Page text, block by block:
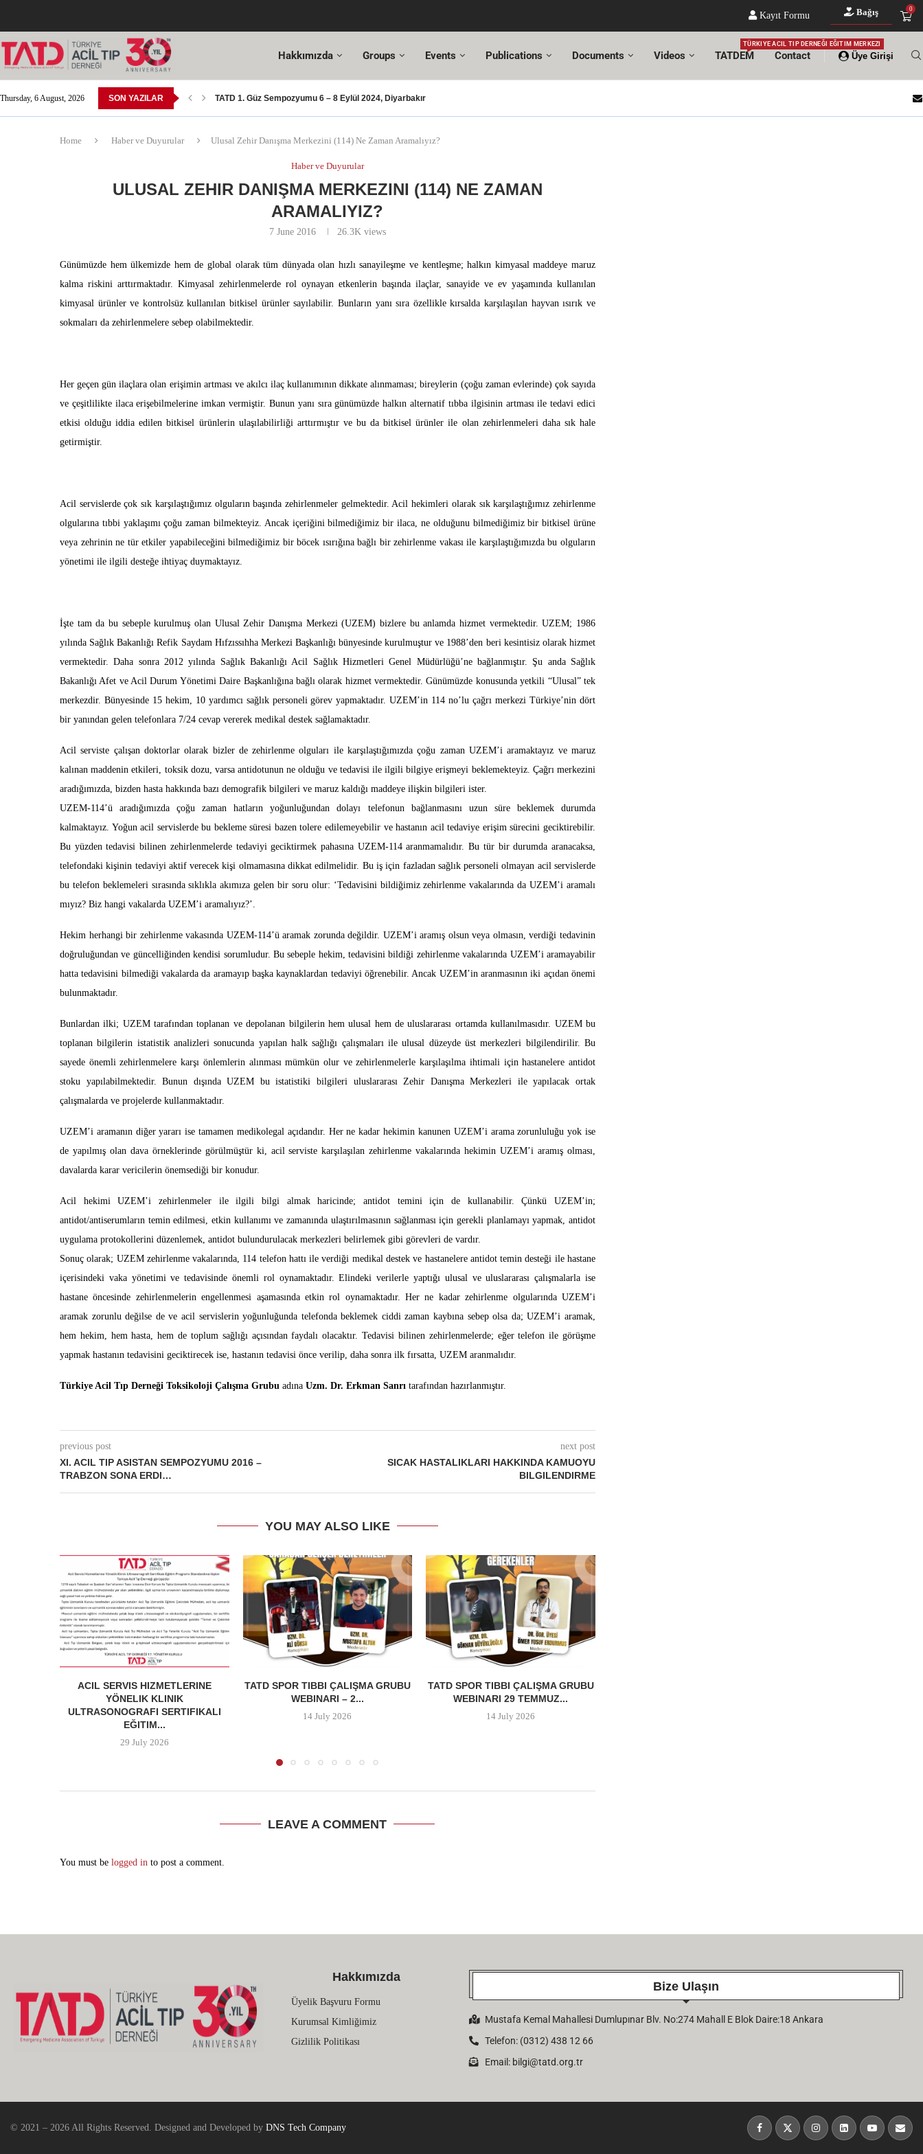
Kayıt Formu Bağış 0
Hakkımızda Groups Events Publications Documents Videos TATDEM
TÜRKIYE ACIL TIP DERNEĞI EĞITIM MERKEZI
Contact Üye Girişi
Thursday, 6 August, 2026 SON YAZILAR TATD 1. Güz Sempozyumu 6 – 8 Eylül 2024, Diyarbakır
Home Haber ve Duyurular Ulusal Zehir Danışma Merkezini (114) Ne Zaman Aramalıyız?
Haber ve Duyurular
ULUSAL ZEHIR DANIŞMA MERKEZINI (114) NE ZAMAN
ARAMALIYIZ?
7 June 2016 26.3Kviews
Günümüzde hem ülkemizde hem de global olarak tüm dünyada olan hızlı sanayileşme ve kentleşme; halkın kimyasal maddeye maruz
kalma riskini arttırmaktadır. Kimyasal zehirlenmelerde rol oynayan etkenlerin başında ilaçlar, sanayide ve ev yaşamında kullanılan
kimyasal ürünler ve kontrolsüz kullanılan bitkisel ürünler sayılabilir. Bunların yanı sıra özellikle kırsalda karşılaşılan hayvan ısırık ve
sokmaları da zehirlenmelere sebep olabilmektedir.
Her geçen gün ilaçlara olan erişimin artması ve akılcı ilaç kullanımının dikkate alınmaması; bireylerin (çoğu zaman evlerinde) çok sayıda
ve çeşitlilikte ilaca erişebilmelerine imkan vermiştir. Bunun yanı sıra günümüzde halkın alternatif tıbba ilgisinin artması ile tedavi edici
etkisi olduğu iddia edilen bitkisel ürünlerin ulaşılabilirliği arttırmıştır ve bu da bitkisel ürünler ile olan zehirlenmeleri daha sık hale
getirmiştir.
Acil servislerde çok sık karşılaştığımız olguların başında zehirlenmeler gelmektedir. Acil hekimleri olarak sık karşılaştığımız zehirlenme
olgularına tıbbi yaklaşımı çoğu zaman bilmekteyiz. Ancak içeriğini bilmediğimiz bir ilaca, ne olduğunu bilmediğimiz bir bitkisel ürüne
veya zehrinin ne tür etkiler yapabileceğini bilmediğimiz bir böcek ısırığına bağlı bir zehirlenme vakası ile karşılaştığımızda bu olguların
yönetimi ile ilgili desteğe ihtiyaç duymaktayız.
İşte tam da bu sebeple kurulmuş olan Ulusal Zehir Danışma Merkezi (UZEM) bizlere bu anlamda hizmet vermektedir. UZEM; 1986
yılında Sağlık Bakanlığı Refik Saydam Hıfzıssıhha Merkezi Başkanlığı bünyesinde kurulmuştur ve 1988’den beri kesintisiz olarak hizmet
vermektedir. Daha sonra 2012 yılında Sağlık Bakanlığı Acil Sağlık Hizmetleri Genel Müdürlüğü’ne bağlanmıştır. Şu anda Sağlık
Bakanlığı Afet ve Acil Durum Yönetimi Daire Başkanlığına bağlı olarak hizmet vermektedir. Günümüzde konusunda yetkili “Ulusal” tek
merkezdir. Bünyesinde 15 hekim, 10 yardımcı sağlık personeli görev yapmaktadır. UZEM’in 114 no’lu çağrı merkezi Türkiye’nin dört
bir yanından gelen telefonlara 7/24 cevap vererek medikal destek sağlamaktadır.
Acil serviste çalışan doktorlar olarak bizler de zehirlenme olguları ile karşılaştığımızda çoğu zaman UZEM’i aramaktayız ve maruz
kalınan maddenin etkileri, toksik dozu, varsa antidotunun ne olduğu ve tedavisi ile ilgili bilgiye erişmeyi beklemekteyiz. Çağrı merkezini
aradığımızda, bizden hasta hakkında bazı demografik bilgileri ve maruz kaldığı maddeye ilişkin bilgileri ister.
UZEM-114’ü aradığımızda çoğu zaman hatların yoğunluğundan dolayı telefonun bağlanmasını uzun süre beklemek durumda
kalmaktayız. Yoğun acil servislerde bu bekleme süresi bazen tolere edilemeyebilir ve hastanın acil tedaviye erişim sürecini geciktirebilir.
Bu yüzden tedavisi bilinen zehirlenmelerde tedaviyi geciktirmek pahasına UZEM-114 aranmamalıdır. Bu tür bir durumda aranacaksa,
telefondaki kişinin tedaviyi aktif verecek kişi olmamasına dikkat edilmelidir. Bu iş için fazladan sağlık personeli olmayan acil servislerde
bu telefon beklemeleri sırasında sıklıkla akımıza gelen bir soru olur: ‘Tedavisini bildiğimiz zehirlenme vakalarında da UZEM’i aramalı
mıyız? Biz hangi vakalarda UZEM’i aramalıyız?’.
Hekim herhangi bir zehirlenme vakasında UZEM-114’ü aramak zorunda değildir. UZEM’i aramış olsun veya olmasın, verdiği tedavinin
doğruluğundan ve güncelliğinden kendisi sorumludur. Bu sebeple hekim, tedavisini bildiği zehirlenme vakalarında UZEM’i aramayabilir
hatta tedavisini bilmediği vakalarda da aramayıp başka kaynaklardan tedaviyi öğrenebilir. Ancak UZEM’in aranmasının iki açıdan önemi
bulunmaktadır.
Bunlardan ilki; UZEM tarafından toplanan ve depolanan bilgilerin hem ulusal hem de uluslararası ortamda kullanılmasıdır. UZEM bu
toplanan bilgilerin istatistik analizleri sonucunda yapılan halk sağlığı çalışmaları ile ulusal düzeyde üst merkezleri bilgilendirilir. Bu
sayede önemli zehirlenmelere karşı önlemlerin alınması mümkün olur ve zehirlenmelerle karşılaşılma ihtimali için hastanelere antidot
stoku yapılabilmektedir. Bunun dışında UZEM bu istatistiki bilgileri uluslararası Zehir Danışma Merkezleri ile yapılacak ortak
çalışmalarda ve projelerde kullanmaktadır.
UZEM’i aramanın diğer yararı ise tamamen medikolegal açıdandır. Her ne kadar hekimin kanunen UZEM’i arama zorunluluğu yok ise
de yapılmış olan dava örneklerinde görülmüştür ki, acil serviste karşılaşılan zehirlenme vakalarında hekimin UZEM’i aramış olması,
davalarda karar vericilerin önemsediği bir konudur.
Acil hekimi UZEM’i zehirlenmeler ile ilgili bilgi almak haricinde; antidot temini için de kullanabilir. Çünkü UZEM’in;
antidot/antiserumların temin edilmesi, etkin kullanımı ve zamanında ulaştırılmasının sağlanması için gerekli planlamayı yapmak, antidot
uygulama protokollerini düzenlemek, antidot bulundurulacak merkezleri belirlemek gibi görevleri de vardır.
Sonuç olarak; UZEM zehirlenme vakalarında, 114 telefon hattı ile verdiği medikal destek ve hastanelere antidot temin desteği ile hastane
içerisindeki vaka yönetimi ve tedavisinde önemli rol oynamaktadır. Elindeki verilerle yaptığı ulusal ve uluslararası çalışmalarla ise
hastane öncesinde zehirlenmelerin engellenmesi aşamasında etkin rol oynamaktadır. Her ne kadar zehirlenme olgularında UZEM’i
aramak zorunlu değilse de ve acil servislerin yoğunluğunda telefonda beklemek ciddi zaman kaybına sebep olsa da; UZEM’i aramak,
hem hekim, hem hasta, hem de toplum sağlığı açısından faydalı olacaktır. Tedavisi bilinen zehirlenmelerde; eğer telefon ile görüşme
yapmak hastanın tedavisini geciktirecek ise, hastanın tedavisi önce verilip, daha sonra ilk fırsatta, UZEM aranmalıdır.
Türkiye Acil Tıp Derneği Toksikoloji Çalışma Grubu adına Uzm. Dr. Erkman Sanrı tarafından hazırlanmıştır.
previous post
XI. ACIL TIP ASISTAN SEMPOZYUMU 2016 –
TRABZON SONA ERDI…
next post
SICAK HASTALIKLARI HAKKINDA KAMUOYU
BILGILENDIRME
YOU MAY ALSO LIKE
ACIL SERVIS HIZMETLERINE
YÖNELIK KLINIK
ULTRASONOGRAFI SERTIFIKALI
EĞITIM...
29 July 2026
TATD SPOR TIBBI ÇALIŞMA GRUBU
WEBINARI – 2...
14 July 2026
TATD SPOR TIBBI ÇALIŞMA GRUBU
WEBINARI 29 TEMMUZ...
14 July 2026
LEAVE A COMMENT
You must be logged in to post a comment.
Hakkımızda
Üyelik Başvuru Formu
Kurumsal Kimliğimiz
Gizlilik Politikası
Bize Ulaşın
Mustafa Kemal Mahallesi Dumlupınar Blv. No:274 Mahall E Blok Daire:18 Ankara
Telefon: (0312) 438 12 66
Email: bilgi@tatd.org.tr
© 2021 – 2026 All Rights Reserved. Designed and Developed by DNS Tech Company